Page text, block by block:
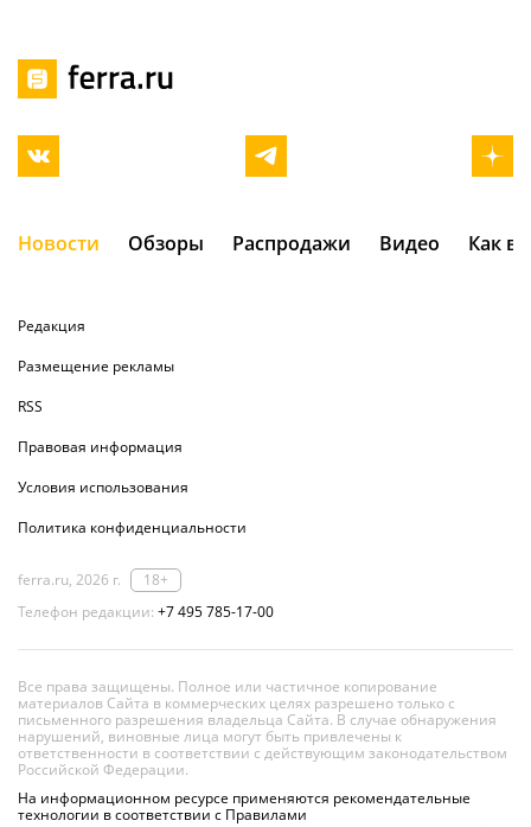
Новости Обзоры Распродажи Видео Как
Редакция
Размещение рекламы
RSS
Правовая информация
Условия использования
Политика конфиденциальности
ferra.ru, 2026 г.
18+
Телефон редакции: +7 495 785-17-00
Все права защищены. Полное или частичное копирование
материалов Сайта в коммерческих целях разрешено только с
письменного разрешения владельца Сайта. В случае обнаружения
нарушений, виновные лица могут быть привлечены к
ответственности в соответствии с действующим законодательством
Российской Федерации.
На информационном ресурсе применяются рекомендательные
технологии в соответствии с Правилами